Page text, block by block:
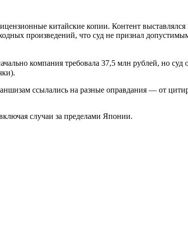
китайские копии. Контент
произведений, что суд не признал
компания требовала 37,5 млн рублей, но суд
ссылались на разные оправдания — от
случаи за пределами Японии.